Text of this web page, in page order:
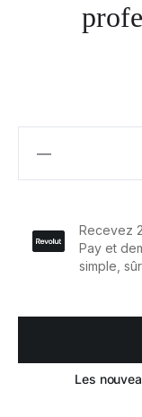
quantity